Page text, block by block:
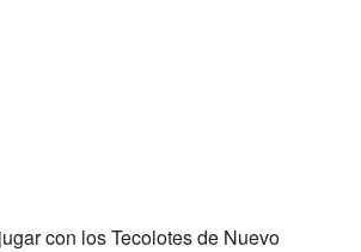
con los Tecolotes de Nuevo